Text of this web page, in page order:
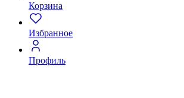
Корзина
Избранное
Профиль